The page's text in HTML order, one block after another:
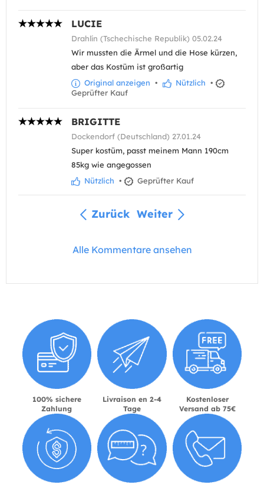
LUCIE
Drahlín (Tschechische Republik) 05.02.24
Wir mussten die Ärmel und die Hose kürzen,
aber das Kostüm ist großartig
Original anzeigen • Nützlich •
Geprüfter Kauf
BRIGITTE
Dockendorf (Deutschland) 27.01.24
Super kostüm, passt meinem Mann 190cm
85kg wie angegossen
Nützlich • Geprüfter Kauf
Zurück Weiter
Alle Kommentare ansehen
100% sichere
Zahlung
Livraison en 2-4
Tage
Kostenloser
Versand ab 75€